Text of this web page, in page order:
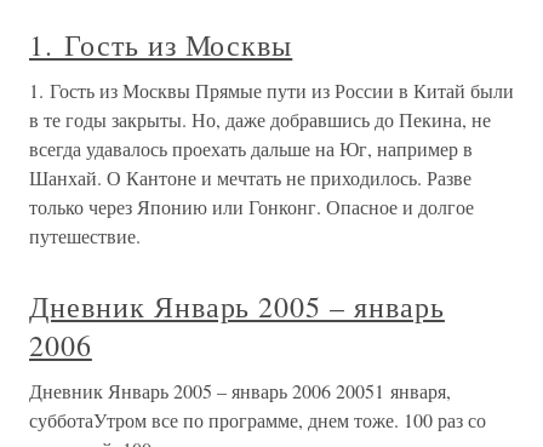
1. Гость из Москвы
1. Гость из Москвы Прямые пути из России в Китай были
в те годы закрыты. Но, даже добравшись до Пекина, не
всегда удавалось проехать дальше на Юг, например в
Шанхай. О Кантоне и мечтать не приходилось. Разве
только через Японию или Гонконг. Опасное и долгое
путешествие.
Дневник Январь 2005 – январь
2006
Дневник Январь 2005 – январь 2006 20051 января,
субботаУтром все по программе, днем тоже. 100 раз со